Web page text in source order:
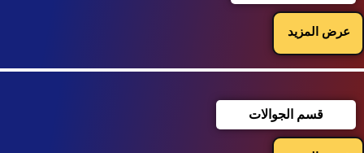
عرض المزيد
قسم الجوالات